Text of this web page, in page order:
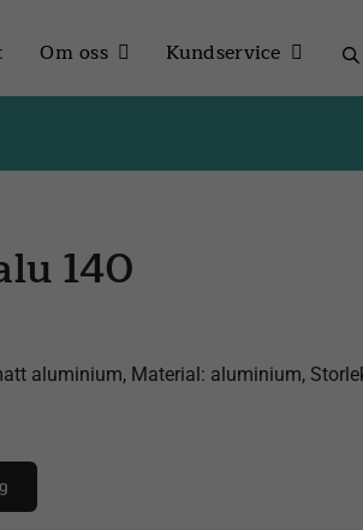
Om oss Kundservice
140
aluminium, Material: aluminium,